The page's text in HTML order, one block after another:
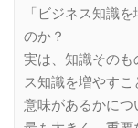
「ビジネス知識
のか？
実は、知識その
ス知識を増やす
意味があるかにつ